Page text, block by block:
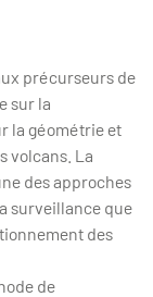
précurseurs de
sur la
la géométrie et
volcans. La
des approches
surveillance que
des
de